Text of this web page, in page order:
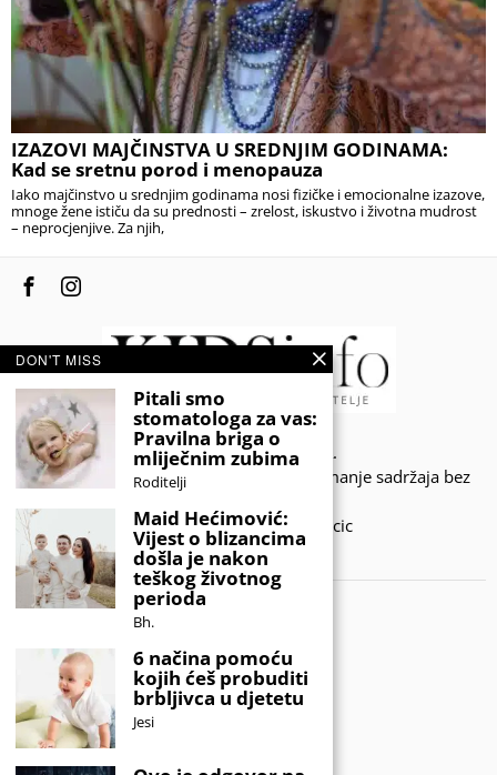
IZAZOVI MAJČINSTVA U SREDNJIM GODINAMA:
Kad se sretnu porod i menopauza
Iako majčinstvo u srednjim godinama nosi fizičke i emocionalne izazove,
mnoge žene ističu da su prednosti – zrelost, iskustvo i životna mudrost
– neprocjenjive. Za njih,
© 2020 - KIDSINFO.BA.
Sva prava zadržana. Zabranjeno preuzimanje sadržaja bez
Developed by Amar SIjercic
IZAŠAO JE NOVI MAGAZIN!
DON'T MISS
Pitali smo
stomatologa za vas:
Pravilna briga o
mliječnim zubima
Roditelji
Maid Hećimović:
Vijest o blizancima
došla je nakon
teškog životnog
perioda
Bh.
6 načina pomoću
kojih ćeš probuditi
brbljivca u djetetu
Jesi